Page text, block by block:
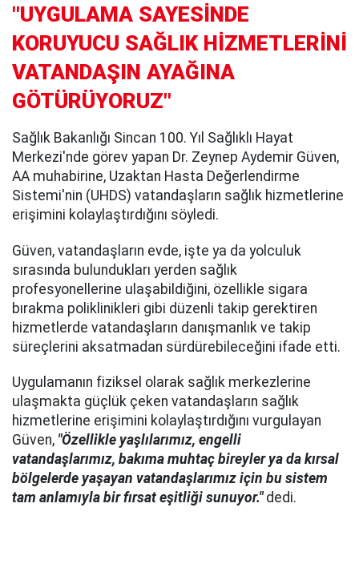
"UYGULAMA SAYESİNDE
KORUYUCU SAĞLIK HİZMETLERİNİ
VATANDAŞIN AYAĞINA
GÖTÜRÜYORUZ"
Sağlık Bakanlığı Sincan 100. Yıl Sağlıklı Hayat
Merkezi'nde görev yapan Dr. Zeynep Aydemir Güven,
AA muhabirine, Uzaktan Hasta Değerlendirme
Sistemi'nin (UHDS) vatandaşların sağlık hizmetlerine
erişimini kolaylaştırdığını söyledi.
Güven, vatandaşların evde, işte ya da yolculuk
sırasında bulundukları yerden sağlık
profesyonellerine ulaşabildiğini, özellikle sigara
bırakma poliklinikleri gibi düzenli takip gerektiren
hizmetlerde vatandaşların danışmanlık ve takip
süreçlerini aksatmadan sürdürebileceğini ifade etti.
Uygulamanın fiziksel olarak sağlık merkezlerine
ulaşmakta güçlük çeken vatandaşların sağlık
hizmetlerine erişimini kolaylaştırdığını vurgulayan
Güven, "Özellikle yaşlılarımız, engelli
vatandaşlarımız, bakıma muhtaç bireyler ya da kırsal
bölgelerde yaşayan vatandaşlarımız için bu sistem
tam anlamıyla bir fırsat eşitliği sunuyor."dedi.